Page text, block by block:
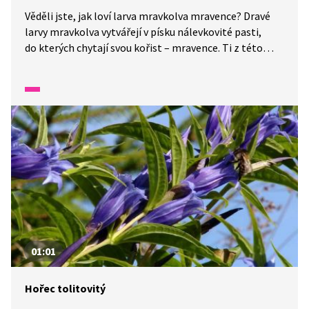
Věděli jste, jak loví larva mravkolva mravence? Dravé
larvy mravkolva vytvářejí v písku nálevkovité pasti,
do kterých chytají svou kořist – mravence. Ti z této
zemi.
01:01
Hořec tolitovitý